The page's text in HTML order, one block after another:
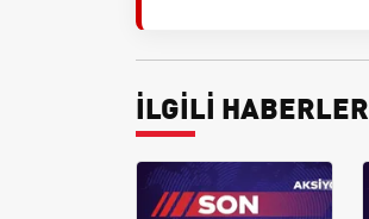
İLGİLİ HABERLER